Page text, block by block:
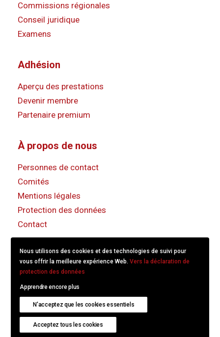
Commissions régionales
Conseil juridique
Examens
Adhésion
Aperçu des prestations
Devenir membre
Partenaire premium
À propos de nous
Personnes de contact
Comités
Mentions légales
Protection des données
Contact
© 2022KS/CS Communication Suisse.Created with
hitschdesign.
Nous utilisons des cookies et des technologies de suivi pour
vous offrir la meilleure expérience Web.Vers la déclaration de
protection des données
Apprendre encore plus
N'acceptez que les cookies essentiels
Acceptez tous les cookies